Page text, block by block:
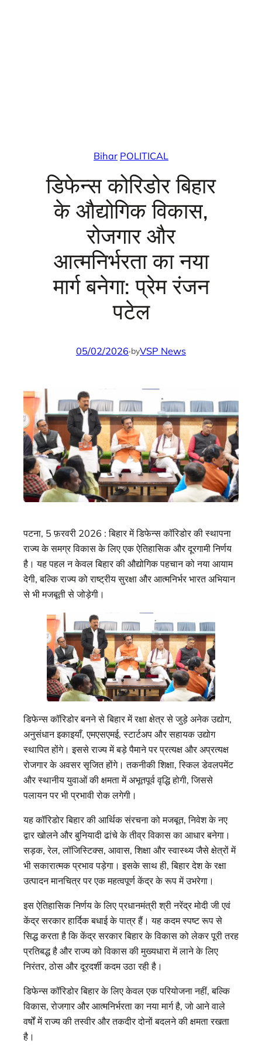
Bihar POLITICAL
डिफेन्स कोरिडोर बिहार
के औद्योगिक विकास,
रोजगार और
आत्मनिर्भरता का नया
मार्ग बनेगा: प्रेम रंजन
पटेल
05/02/2026·byVSP News
पटना, 5 फ़रवरी 2026 : बिहार में डिफेन्स कॉरिडोर की स्थापना
राज्य के समग्र विकास के लिए एक ऐतिहासिक और दूरगामी निर्णय
है। यह पहल न केवल बिहार की औद्योगिक पहचान को नया आयाम
देगी, बल्कि राज्य को राष्ट्रीय सुरक्षा और आत्मनिर्भर भारत अभियान
से भी मजबूती से जोड़ेगी।
डिफेन्स कॉरिडोर बनने से बिहार में रक्षा क्षेत्र से जुड़े अनेक उद्योग,
अनुसंधान इकाइयाँ, एमएसएमई, स्टार्टअप और सहायक उद्योग
स्थापित होंगे। इससे राज्य में बड़े पैमाने पर प्रत्यक्ष और अप्रत्यक्ष
रोजगार के अवसर सृजित होंगे। तकनीकी शिक्षा, स्किल डेवलपमेंट
और स्थानीय युवाओं की क्षमता में अभूतपूर्व वृद्धि होगी, जिससे
पलायन पर भी प्रभावी रोक लगेगी।
यह कॉरिडोर बिहार की आर्थिक संरचना को मजबूत, निवेश के नए
द्वार खोलने और बुनियादी ढांचे के तीव्र विकास का आधार बनेगा।
सड़क, रेल, लॉजिस्टिक्स, आवास, शिक्षा और स्वास्थ्य जैसे क्षेत्रों में
भी सकारात्मक प्रभाव पड़ेगा। इसके साथ ही, बिहार देश के रक्षा
उत्पादन मानचित्र पर एक महत्वपूर्ण केंद्र के रूप में उभरेगा।
इस ऐतिहासिक निर्णय के लिए प्रधानमंत्री श्री नरेंद्र मोदी जी एवं
केंद्र सरकार हार्दिक बधाई के पात्र हैं। यह कदम स्पष्ट रूप से
सिद्ध करता है कि केंद्र सरकार बिहार के विकास को लेकर पूरी तरह
प्रतिबद्ध है और राज्य को विकास की मुख्यधारा में लाने के लिए
निरंतर, ठोस और दूरदर्शी कदम उठा रही है।
डिफेन्स कॉरिडोर बिहार के लिए केवल एक परियोजना नहीं, बल्कि
विकास, रोजगार और आत्मनिर्भरता का नया मार्ग है, जो आने वाले
वर्षों में राज्य की तस्वीर और तकदीर दोनों बदलने की क्षमता रखता
है।